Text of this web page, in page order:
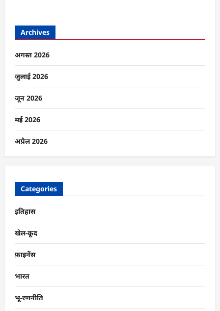
Archives
अगस्त 2026
जुलाई 2026
जून 2026
मई 2026
अप्रैल 2026
Categories
इतिहास
खेल-कूद
फ़ाइनेंस
भारत
भू-रणनीति